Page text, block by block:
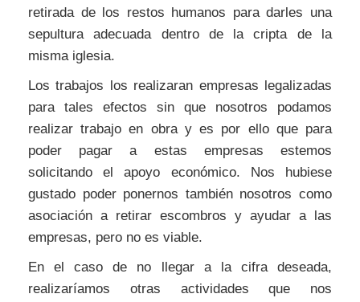
retirada de los restos humanos para darles una
sepultura adecuada dentro de la cripta de la
misma iglesia.
Los trabajos los realizaran empresas legalizadas
para tales efectos sin que nosotros podamos
realizar trabajo en obra y es por ello que para
poder pagar a estas empresas estemos
solicitando el apoyo económico. Nos hubiese
gustado poder ponernos también nosotros como
asociación a retirar escombros y ayudar a las
empresas, pero no es viable.
En el caso de no llegar a la cifra deseada,
realizaríamos otras actividades que nos